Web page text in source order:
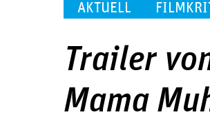
AKTUELL
Trailer
Mama